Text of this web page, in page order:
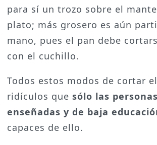
para sí un trozo sobre el
plato; más grosero es aún
mano, pues el pan debe
con el cuchillo.
Todos estos modos de cortar
ridículos que sólo las
enseñadas y de baja
capaces de ello.